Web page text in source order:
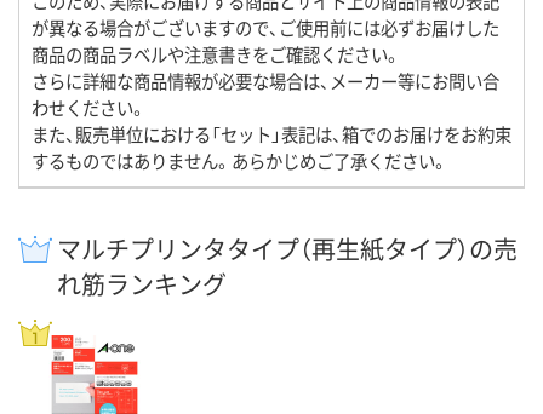
が異なる場合がございますので、ご使用前には必ずお届けした
商品の商品ラベルや注意書きをご確認ください。
さらに詳細な商品情報が必要な場合は、メーカー等にお問い合
わせください。
また、販売単位における「セット」表記は、箱でのお届けをお約束
するものではありません。あらかじめご了承ください。
マルチプリンタタイプ（再生紙タイプ）の売
れ筋ランキング